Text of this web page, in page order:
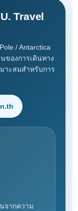
Travel
/ Antarctica
ของการเดินทาง
าะสมสำหรับการ
จากความ